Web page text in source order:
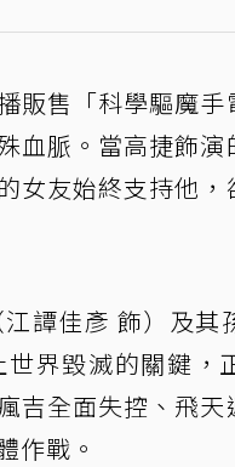
販售「科學驅魔
脈。當高捷飾演
女友始終支持他
譚佳彥 飾）及其
界毀滅的關鍵，
吉全面失控、飛
作戰。